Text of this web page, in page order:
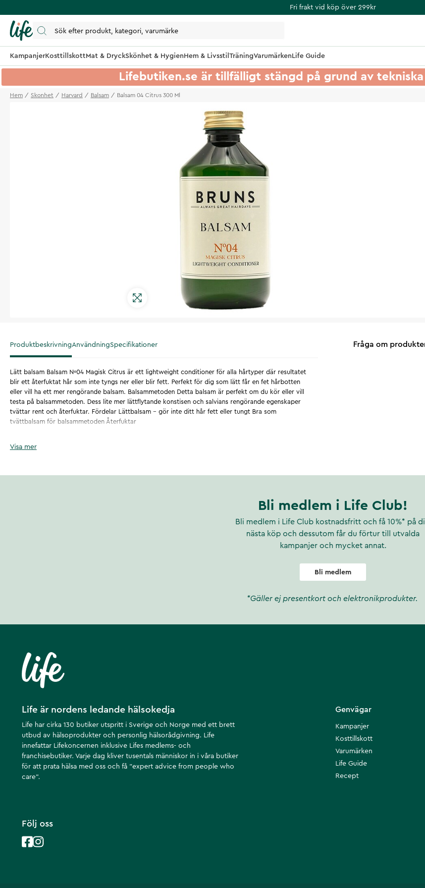
Fri frakt vid köp över 299kr
KampanjerKosttillskottMat & DryckSkönhet & HygienHem & Livsstil TräningVarumärkenLife Guide
Lifebutiken.se är tillfälligt stängd på grund av
Hem Skonhet Harvard Balsam Balsam 04 Citrus 300 Ml
ProduktbeskrivningAnvändningSpecifikationer
Lätt balsam Balsam Nº04 Magisk Citrus är ett lightweight conditioner för alla hårtyper där resultatet
blir ett återfuktat hår som inte tyngs ner eller blir fett. Perfekt för dig som lätt får en fet hårbotten
eller vill ha ett mer rengörande balsam. Balsammetoden Detta balsam är perfekt om du kör eller vill
testa på balsammetoden. Dess lite mer lättflytande konstisen och salvians rengörande egenskaper
tvättar rent och återfuktar. Fördelar Lättbalsam - gör inte ditt hår fett eller tungt Bra som
tvättbalsam för balsammetoden Återfuktar
Visa mer
Fråga om
Bli medlem i Life Club!
Bli medlem i Life Club kostnadsfritt och få 10%* på
nästa köp och dessutom får du förtur till utvalda
kampanjer och mycket annat.
Bli medlem
*Gäller ej presentkort och elektronikprodukter.
Life är nordens ledande hälsokedja
Life har cirka 130 butiker utspritt i Sverige och Norge med ett brett
utbud av hälsoprodukter och personlig hälsorådgivning. Life
innefattar Lifekoncernen inklusive Lifes medlems- och
franchisebutiker. Varje dag kliver tusentals människor in i våra butiker
för att prata hälsa med oss och få ”expert advice from people who
care”.
Genvägar
Kampanjer
Kosttillskott
Varumärken
Life Guide
Recept
Följ oss